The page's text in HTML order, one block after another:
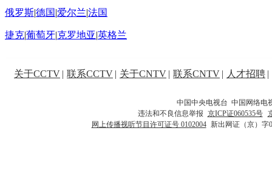
俄罗斯|德国|爱尔兰|法国
捷克|葡萄牙|克罗地亚|英格兰
关于CCTV | 联系CCTV | 关于CNTV | 联系CNTV | 人才招聘 |
中国中央电视台 中国网络电
违法和不良信息举报 京ICP证060535号
网上传播视听节目许可证号 0102004 新出网证（京）